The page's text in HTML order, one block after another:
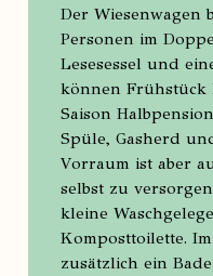
Der Wiesenwagen
Personen im
Lesesessel und
können
Saison
Spüle, Gasherd
Vorraum ist aber
selbst zu
kleine
Komposttoilette.
zusätzlich ein